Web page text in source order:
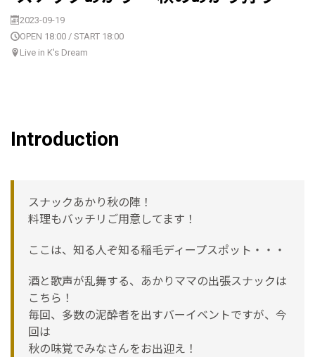
2023-09-19
OPEN 18:00 / START 18:00
Live in K's Dream
Introduction
スナックあかり秋の陣！
料理もバッチリご用意してます！
ここは、知る人ぞ知る稲毛ディープスポット・・・
酒と歌声が乱舞する、あかりママの出張スナックは
こちら！
毎回、多数の泥酔者を出すバーイベントですが、今
回は
秋の味覚でみなさんをお出迎え！